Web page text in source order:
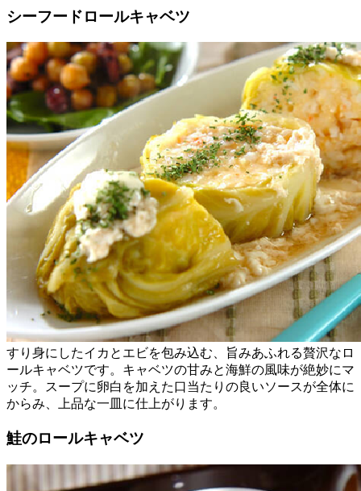
シーフードロールキャベツ
すり身にしたイカとエビを包み込む、旨みあふれる贅沢なロ
ールキャベツです。キャベツの甘みと海鮮の風味が絶妙にマ
ッチ。スープに卵白を加えた口当たりの良いソースが全体に
からみ、上品な一皿に仕上がります。
鮭のロールキャベツ